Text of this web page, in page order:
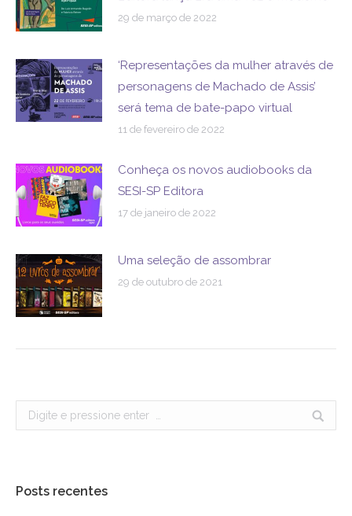
29 de março de 2022
‘Representações da mulher através de
personagens de Machado de Assis’
será tema de bate-papo virtual
11 de fevereiro de 2022
Conheça os novos audiobooks da
SESI-SP Editora
17 de janeiro de 2022
Uma seleção de assombrar
29 de outubro de 2021
Search:
Posts recentes